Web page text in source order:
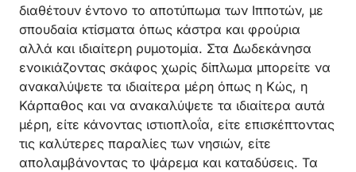
διαθέτουν έντονο το αποτύπωμα των Ιπποτών, με
σπουδαία κτίσματα όπως κάστρα και φρούρια
αλλά και ιδιαίτερη ρυμοτομία. Στα Δωδεκάνησα
ενοικιάζοντας σκάφος χωρίς δίπλωμα μπορείτε να
ανακαλύψετε τα ιδιαίτερα μέρη όπως η Κώς, η
Κάρπαθος και να ανακαλύψετε τα ιδιαίτερα αυτά
μέρη, είτε κάνοντας ιστιοπλοΐα, είτε επισκέπτοντας
τις καλύτερες παραλίες των νησιών, είτε
απολαμβάνοντας το ψάρεμα και καταδύσεις. Τα